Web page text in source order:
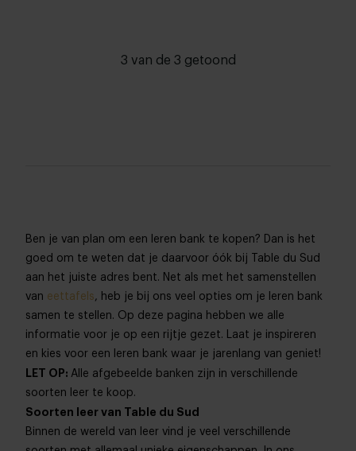
3 van de 3 getoond
Ben je van plan om een leren bank te kopen? Dan is het
goed om te weten dat je daarvoor óók bij Table du Sud
aan het juiste adres bent. Net als met het samenstellen
van eettafels, heb je bij ons veel opties om je leren bank
samen te stellen. Op deze pagina hebben we alle
informatie voor je op een rijtje gezet. Laat je inspireren
en kies voor een leren bank waar je jarenlang van geniet!
LET OP: Alle afgebeelde banken zijn in verschillende
soorten leer te koop.
Soorten leer van Table du Sud
Binnen de wereld van leer vind je veel verschillende